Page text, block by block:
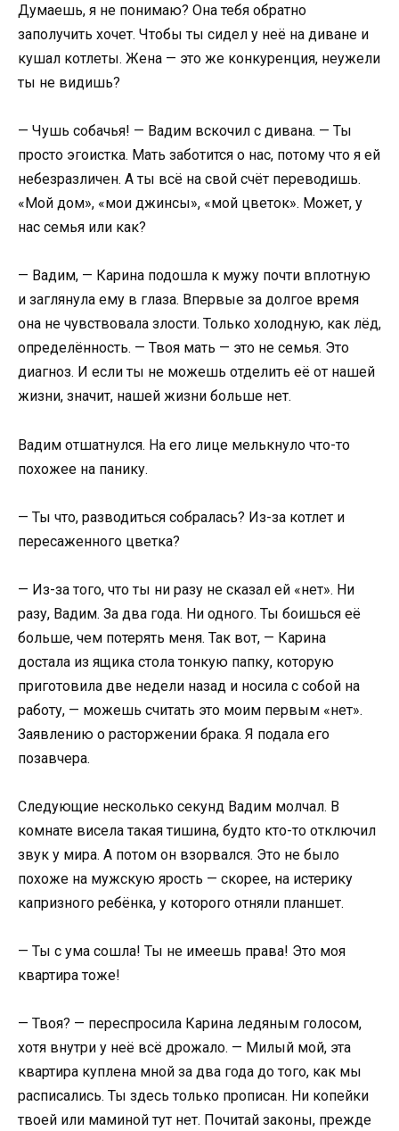
Думаешь, я не понимаю? Она тебя обратно
заполучить хочет. Чтобы ты сидел у неё на диване и
кушал котлеты. Жена — это же конкуренция, неужели
ты не видишь?
— Чушь собачья! — Вадим вскочил с дивана. — Ты
просто эгоистка. Мать заботится о нас, потому что я ей
небезразличен. А ты всё на свой счёт переводишь.
«Мой дом», «мои джинсы», «мой цветок». Может, у
нас семья или как?
— Вадим, — Карина подошла к мужу почти вплотную
и заглянула ему в глаза. Впервые за долгое время
она не чувствовала злости. Только холодную, как лёд,
определённость. — Твоя мать — это не семья. Это
диагноз. И если ты не можешь отделить её от нашей
жизни, значит, нашей жизни больше нет.
Вадим отшатнулся. На его лице мелькнуло что-то
похожее на панику.
— Ты что, разводиться собралась? Из-за котлет и
пересаженного цветка?
— Из-за того, что ты ни разу не сказал ей «нет». Ни
разу, Вадим. За два года. Ни одного. Ты боишься её
больше, чем потерять меня. Так вот, — Карина
достала из ящика стола тонкую папку, которую
приготовила две недели назад и носила с собой на
работу, — можешь считать это моим первым «нет».
Заявлению о расторжении брака. Я подала его
позавчера.
Следующие несколько секунд Вадим молчал. В
комнате висела такая тишина, будто кто-то отключил
звук у мира. А потом он взорвался. Это не было
похоже на мужскую ярость — скорее, на истерику
капризного ребёнка, у которого отняли планшет.
— Ты с ума сошла! Ты не имеешь права! Это моя
квартира тоже!
— Твоя? — переспросила Карина ледяным голосом,
хотя внутри у неё всё дрожало. — Милый мой, эта
квартира куплена мной за два года до того, как мы
расписались. Ты здесь только прописан. Ни копейки
твоей или маминой тут нет. Почитай законы, прежде